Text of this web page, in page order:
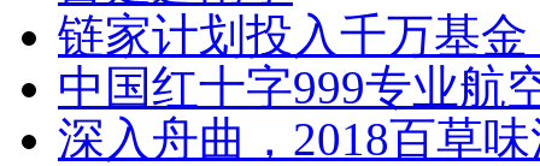
链家计划投入千万基
中国红十字999专业航
深入舟曲，2018百草